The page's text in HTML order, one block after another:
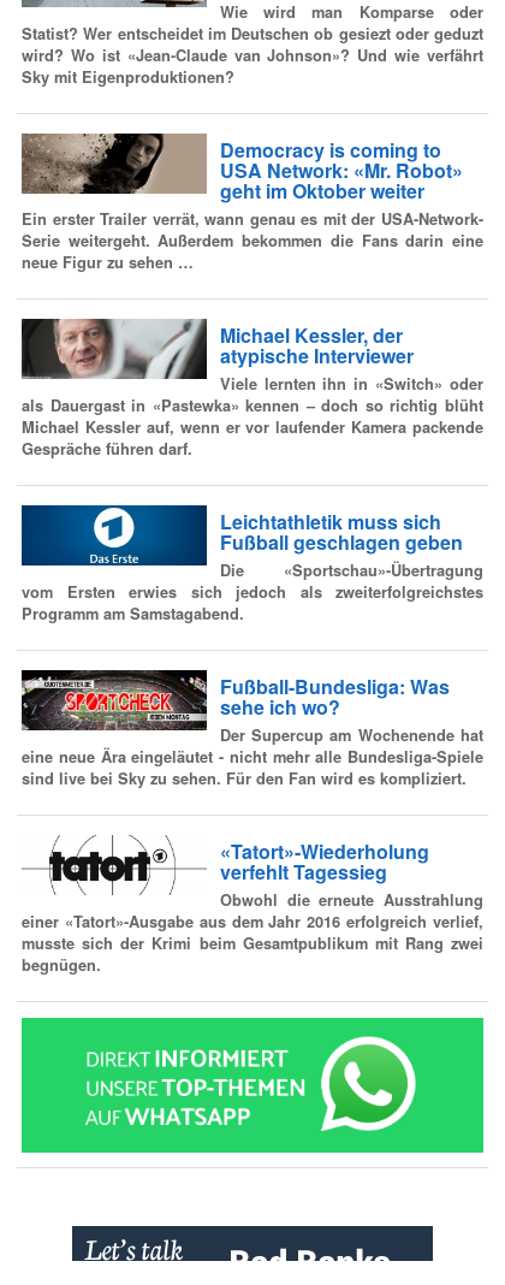
Wie wird man Komparse oder
Statist? Wer entscheidet im Deutschen ob gesiezt oder geduzt
wird? Wo ist «Jean-Claude van Johnson»? Und wie verfährt
Sky mit Eigenproduktionen?
Democracy is coming to
USA Network: «Mr. Robot»
geht im Oktober weiter
Ein erster Trailer verrät, wann genau es mit der USA-Network-
Serie weitergeht. Außerdem bekommen die Fans darin eine
neue Figur zu sehen …
Michael Kessler, der
atypische Interviewer
Viele lernten ihn in «Switch» oder
als Dauergast in «Pastewka» kennen – doch so richtig blüht
Michael Kessler auf, wenn er vor laufender Kamera packende
Gespräche führen darf.
Leichtathletik muss sich
Fußball geschlagen geben
Die «Sportschau»-Übertragung
vom Ersten erwies sich jedoch als zweiterfolgreichstes
Programm am Samstagabend.
Fußball-Bundesliga: Was
sehe ich wo?
Der Supercup am Wochenende hat
eine neue Ära eingeläutet - nicht mehr alle Bundesliga-Spiele
sind live bei Sky zu sehen. Für den Fan wird es kompliziert.
«Tatort»-Wiederholung
verfehlt Tagessieg
Obwohl die erneute Ausstrahlung
einer «Tatort»-Ausgabe aus dem Jahr 2016 erfolgreich verlief,
musste sich der Krimi beim Gesamtpublikum mit Rang zwei
begnügen.